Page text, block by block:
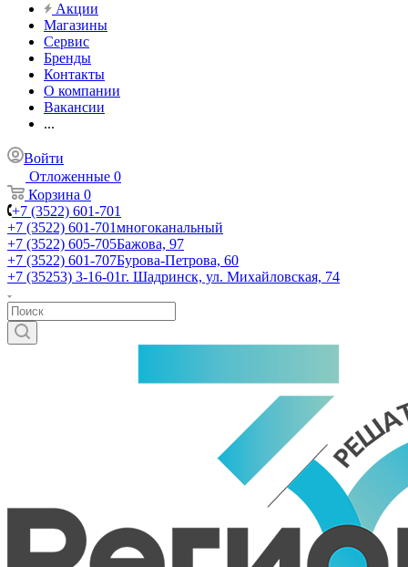
Акции
Магазины
Сервис
Бренды
Контакты
О компании
Вакансии
...
Войти
Отложенные 0
Корзина 0
+7 (3522) 601-701
+7 (3522) 601-701многоканальный
+7 (3522) 605-705Бажова, 97
+7 (3522) 601-707Бурова-Петрова, 60
+7 (35253) 3-16-01г. Шадринск, ул. Михайловская, 74